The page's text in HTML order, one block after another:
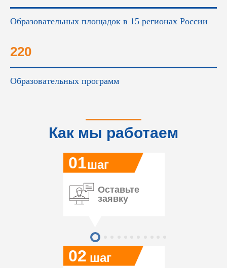
Образовательных площадок в 15 регионах России
220
Образовательных программ
Как мы работаем
02
01
Оставьте
заявку
шаг
шаг